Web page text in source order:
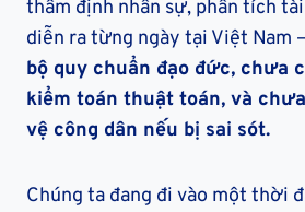
thẩm định nhân sự, phân tích
diễn ra từng ngày tại Việt Nam
bộ quy chuẩn đạo đức, chưa
kiểm toán thuật toán, và
vệ công dân nếu bị sai sót.
Chúng ta đang đi vào một thời